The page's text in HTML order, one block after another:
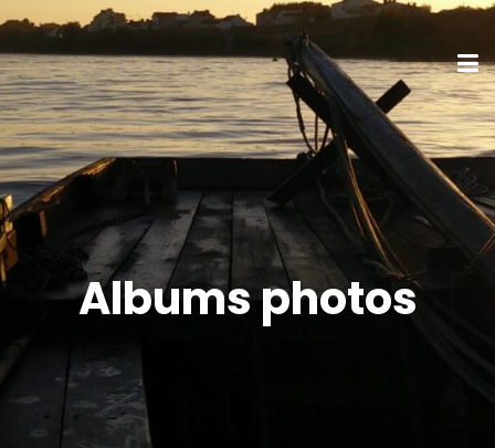
Albums photos